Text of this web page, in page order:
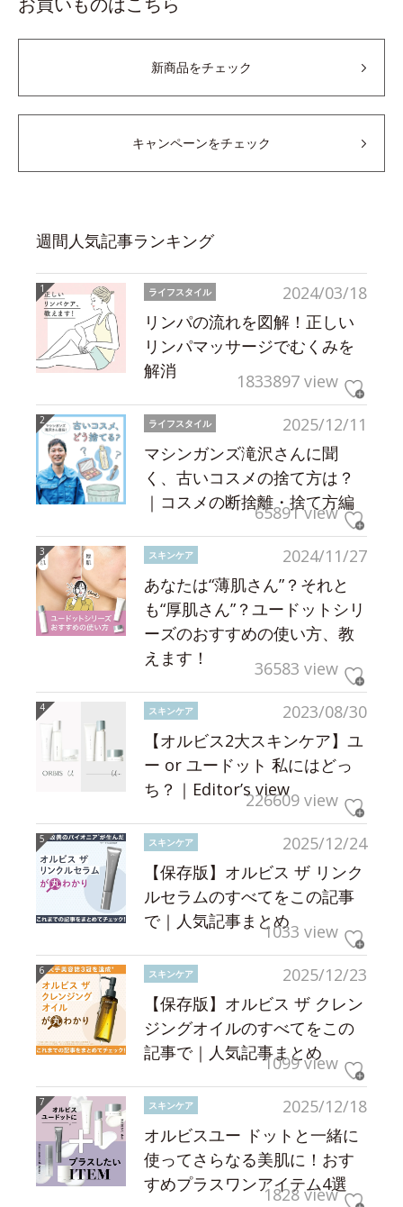
新商品をチェック
キャンペーンをチェック
週間人気記事ランキング
2024/03/18
ライフスタイル
リンパの流れを図解！正しい
リンパマッサージでむくみを
解消
1833897 view
2025/12/11
ライフスタイル
マシンガンズ滝沢さんに聞
く、古いコスメの捨て方は？
｜コスメの断捨離・捨て方編
65891 view
2024/11/27
スキンケア
あなたは“薄肌さん”？それと
も“厚肌さん”？ユードットシリ
ーズのおすすめの使い方、教
えます！
36583 view
2023/08/30
スキンケア
【オルビス2大スキンケア】ユ
ー or ユードット 私にはどっ
ち？｜Editor’s view226609 view
2025/12/24
スキンケア
【保存版】オルビス ザ リンク
ルセラムのすべてをこの記事
で｜人気記事まとめ1033 view
2025/12/23
スキンケア
【保存版】オルビス ザ クレン
ジングオイルのすべてをこの
記事で｜人気記事まとめ
1099 view
2025/12/18
スキンケア
オルビスユー ドットと一緒に
使ってさらなる美肌に！おす
すめプラスワンアイテム4選
1828 view